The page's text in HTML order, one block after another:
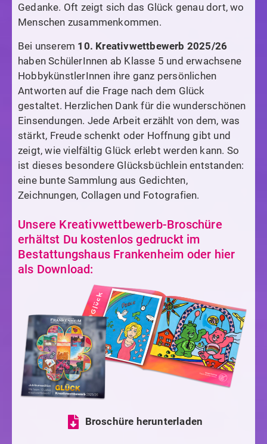
Gedanke. Oft zeigt sich das Glück genau dort, wo
Menschen zusammenkommen.
Bei unserem 10. Kreativwettbewerb 2025/26
haben SchülerInnen ab Klasse 5 und erwachsene
HobbykünstlerInnen ihre ganz persönlichen
Antworten auf die Frage nach dem Glück
gestaltet. Herzlichen Dank für die wunderschönen
Einsendungen. Jede Arbeit erzählt von dem, was
stärkt, Freude schenkt oder Hoffnung gibt und
zeigt, wie vielfältig Glück erlebt werden kann. So
ist dieses besondere Glücksbüchlein entstanden:
eine bunte Sammlung aus Gedichten,
Zeichnungen, Collagen und Fotografien.
Unsere Kreativwettbewerb-Broschüre
erhältst Du kostenlos gedruckt im
Bestattungshaus Frankenheim oder hier
als Download:
Broschüre herunterladen